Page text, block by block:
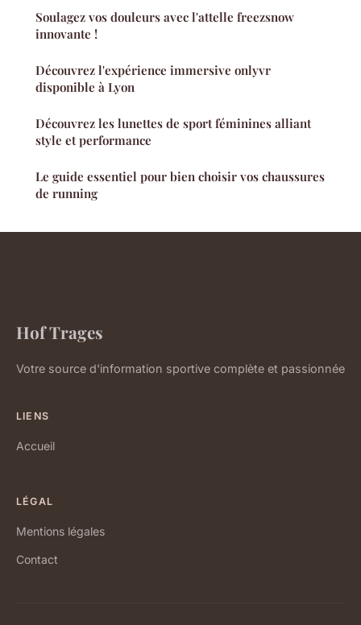
Soulagez vos douleurs avec l'attelle freezsnow
innovante !
Découvrez l'expérience immersive onlyvr
disponible à Lyon
Découvrez les lunettes de sport féminines alliant
style et performance
Le guide essentiel pour bien choisir vos chaussures
de running
Hof Trages
Votre source d'information sportive complète et passionnée
LIENS
Accueil
LÉGAL
Mentions légales
Contact